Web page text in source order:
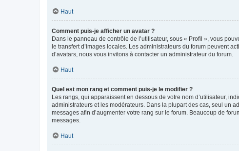
Haut
Comment puis-je afficher un avatar ?
Dans le panneau de contrôle de l’utilisateur, sous « Profil », vous
le transfert d’images locales. Les administrateurs du forum peuvent
d’avatars, nous vous invitons à contacter un administrateur du forum.
Haut
Quel est mon rang et comment puis-je le modifier ?
Les rangs, qui apparaissent en dessous de votre nom d’utilisateur,
administrateurs et les modérateurs. Dans la plupart des cas, seul un
messages afin d’augmenter votre rang sur le forum. Beaucoup de
messages.
Haut